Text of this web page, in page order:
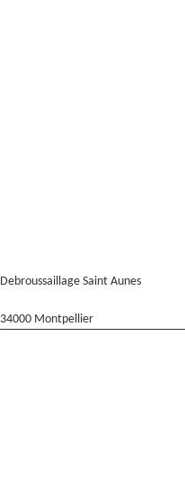
Debroussaillage Saint Aunes
34000 Montpellier